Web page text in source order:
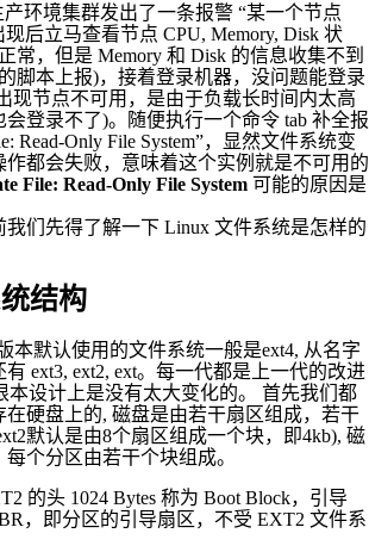
产环境集群发出了一条报警 “某一个节点
现后立马查看节点 CPU, Memory, Disk 状
常，但是 Memory 和 Disk 的信息收集不到
脚本上报)，接着登录机器，没问题能登录
现节点不可用，是由于负载长时间内太高
登录不了)。随便执行一个命令 tab 补全报
Read-Only File System”，显然文件系统变
作都会失败，意味着这个实例就是不可用的
File: Read-Only File System 可能的原因是
们先得了解一下 Linux 文件系统是怎样的
结构
本默认使用的文件系统一般是ext4, 从名字
ext3, ext2, ext。每一代都是上一代的改进
本设计上是没有太大变化的。 首先我们都
硬盘上的, 磁盘是由若干扇区组成，若干
默认是由8个扇区组成一个块，即4kb), 磁
个分区由若干个块组成。
的头 1024 Bytes 称为 Boot Block，引导
，即分区的引导扇区，不受 EXT2 文件系